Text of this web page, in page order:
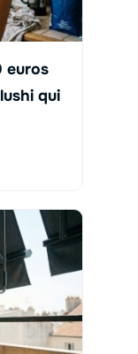
euros
qui